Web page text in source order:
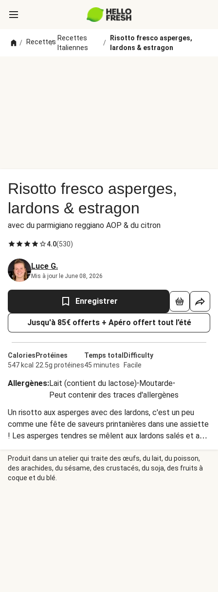
/ Recettes
/
Recettes
Italiennes
/
Risotto fresco asperges,
lardons & estragon
Risotto fresco asperges,
lardons & estragon
avec du parmigiano reggiano AOP & du citron
4.0(530)
Luce G.
Mis à jour le June 08, 2026
Enregistrer
Jusqu'à 85€ offerts + Apéro offert tout l’été
Calories
547 kcal
Protéines
22.5g protéines
Temps total
45 minutes
Difficulty
Facile
Allergènes:Lait (contient du lactose)•Moutarde•
Peut contenir des traces d'allergènes
Un risotto aux asperges avec des lardons, c'est un peu
comme une fête de saveurs printanières dans une assiette
! Les asperges tendres se mêlent aux lardons salés et au
parmesan fondant pour un plat délicieux et réconfortant.
Ça vous tente ? Le fromage utilisé dans ce plat contient
de la présure animale.
Produit dans un atelier qui traite des œufs, du lait, du poisson,
des arachides, du sésame, des crustacés, du soja, des fruits à
coque et du blé.